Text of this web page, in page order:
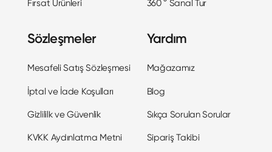
Fırsat Ürünleri 360 ° Sanal Tur
Sözleşmeler
Mesafeli Satış Sözleşmesi
İptal ve İade Koşulları
Gizlililk ve Güvenlik
KVKK Aydınlatma Metni
Yardım
Mağazamız
Blog
Sıkça Sorulan Sorular
Sipariş Takibi